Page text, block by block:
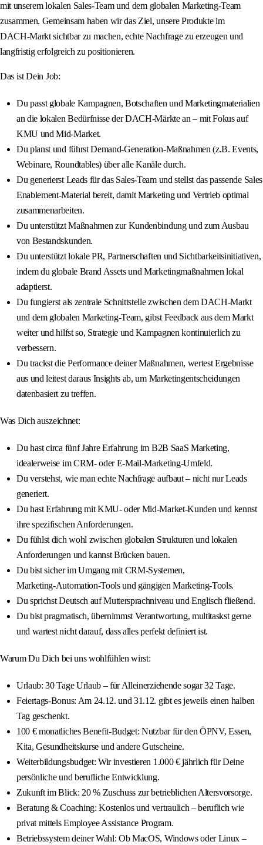
mit unserem lokalen Sales‑Team und dem globalen Marketing‑Team
zusammen. Gemeinsam haben wir das Ziel, unsere Produkte im
DACH‑Markt sichtbar zu machen, echte Nachfrage zu erzeugen und
langfristig erfolgreich zu positionieren.
Das ist Dein Job:
Du passt globale Kampagnen, Botschaften und Marketingmaterialien
an die lokalen Bedürfnisse der DACH‑Märkte an – mit Fokus auf
KMU und Mid‑Market.
Du planst und führst Demand‑Generation‑Maßnahmen (z.B. Events,
Webinare, Roundtables) über alle Kanäle durch.
Du generierst Leads für das Sales‑Team und stellst das passende Sales
Enablement‑Material bereit, damit Marketing und Vertrieb optimal
zusammenarbeiten.
Du unterstützt Maßnahmen zur Kundenbindung und zum Ausbau
von Bestandskunden.
Du unterstützt lokale PR, Partnerschaften und Sichtbarkeitsinitiativen,
indem du globale Brand Assets und Marketingmaßnahmen lokal
adaptierst.
Du fungierst als zentrale Schnittstelle zwischen dem DACH‑Markt
und dem globalen Marketing‑Team, gibst Feedback aus dem Markt
weiter und hilfst so, Strategie und Kampagnen kontinuierlich zu
verbessern.
Du trackst die Performance deiner Maßnahmen, wertest Ergebnisse
aus und leitest daraus Insights ab, um Marketingentscheidungen
datenbasiert zu treffen.
Was Dich auszeichnet:
Du hast circa fünf Jahre Erfahrung im B2B SaaS Marketing,
idealerweise im CRM‑ oder E‑Mail‑Marketing‑Umfeld.
Du verstehst, wie man echte Nachfrage aufbaut – nicht nur Leads
generiert.
Du hast Erfahrung mit KMU‑ oder Mid‑Market‑Kunden und kennst
ihre spezifischen Anforderungen.
Du fühlst dich wohl zwischen globalen Strukturen und lokalen
Anforderungen und kannst Brücken bauen.
Du bist sicher im Umgang mit CRM‑Systemen,
Marketing‑Automation‑Tools und gängigen Marketing‑Tools.
Du sprichst Deutsch auf Muttersprachniveau und Englisch fließend.
Du bist pragmatisch, übernimmst Verantwortung, multitaskst gerne
und wartest nicht darauf, dass alles perfekt definiert ist.
Warum Du Dich bei uns wohlfühlen wirst:
Urlaub: 30 Tage Urlaub – für Alleinerziehende sogar 32 Tage.
Feiertags‑Bonus: Am 24.12. und 31.12. gibt es jeweils einen halben
Tag geschenkt.
100 € monatliches Benefit‑Budget: Nutzbar für den ÖPNV, Essen,
Kita, Gesundheitskurse und andere Gutscheine.
Weiterbildungsbudget: Wir investieren 1.000 € jährlich für Deine
persönliche und berufliche Entwicklung.
Zukunft im Blick: 20 % Zuschuss zur betrieblichen Altersvorsorge.
Beratung & Coaching: Kostenlos und vertraulich – beruflich wie
privat mittels Employee Assistance Program.
Betriebssystem deiner Wahl: Ob MacOS, Windows oder Linux –